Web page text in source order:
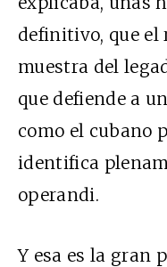
definitivo, que el
muestra del
que defiende a
como el cubano
identifica
operandi.
Y esa es la gran